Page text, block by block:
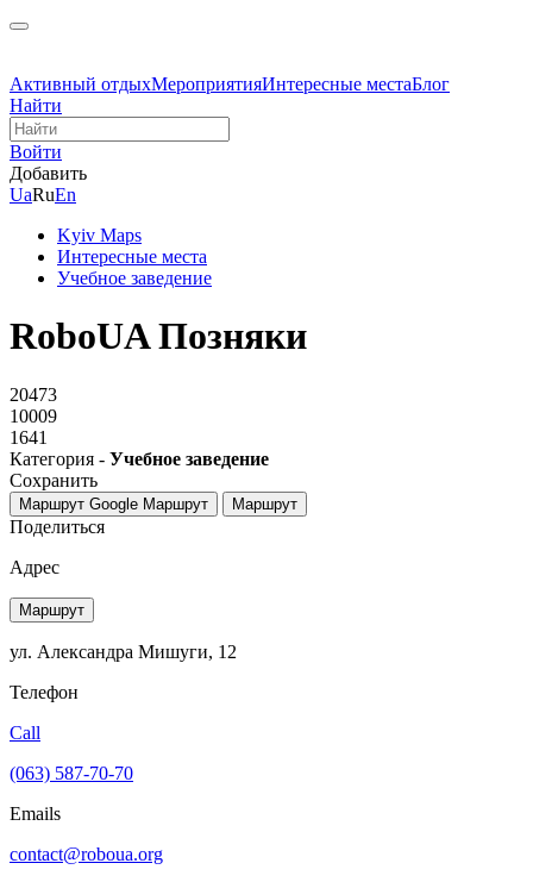
Активный отдыхМероприятияИнтересные местаБлог
Найти
Войти
Добавить
UaRuEn
Kyiv Maps
Интересные места
Учебное заведение
RoboUA Позняки
20473
10009
1641
Категория - Учебное заведение
Сохранить
Маршрут Google Маршрут Маршрут
Поделиться
Адрес
Маршрут
ул. Александра Мишуги, 12
Телефон
Call
(063) 587-70-70
Emails
contact@roboua.org